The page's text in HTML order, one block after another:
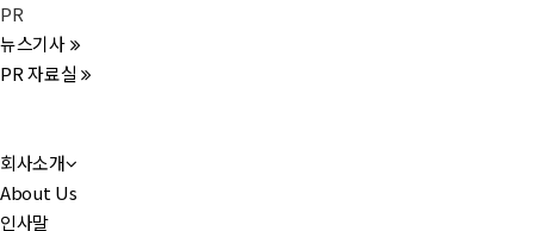
PR
뉴스기사
PR 자료실
회사소개
About Us
인사말